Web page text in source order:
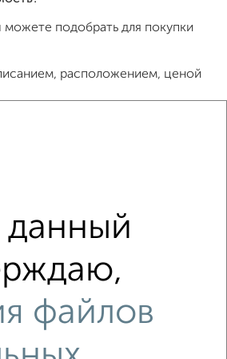
подобрать для покупки
расположением, ценой
данный
файлов